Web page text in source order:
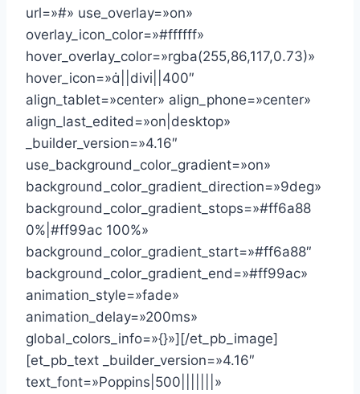
url=»#» use_overlay=»on»
overlay_icon_color=»#ffffff»
hover_overlay_color=»rgba(255,86,117,0.73)»
hover_icon=»||divi||400″
align_tablet=»center» align_phone=»center»
align_last_edited=»on|desktop»
_builder_version=»4.16″
use_background_color_gradient=»on»
background_color_gradient_direction=»9deg»
background_color_gradient_stops=»#ff6a88
0%|#ff99ac 100%»
background_color_gradient_start=»#ff6a88″
background_color_gradient_end=»#ff99ac»
animation_style=»fade»
animation_delay=»200ms»
global_colors_info=»{}»][/et_pb_image]
[et_pb_text _builder_version=»4.16″
text_font=»Poppins|500|||||||»